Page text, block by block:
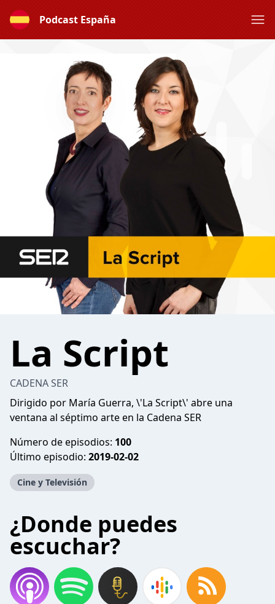
Podcast España
La Script
CADENA SER
Dirigido por María Guerra, \'La Script\' abre una
ventana al séptimo arte en la Cadena SER
Número de episodios: 100
Último episodio: 2019-02-02
Cine y Televisión
¿Donde puedes
escuchar?